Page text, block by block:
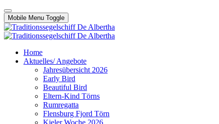
Mobile Menu Toggle
Home
Aktuelles/ Angebote
Jahresübersicht 2026
Early Bird
Beautiful Bird
Eltern-Kind Törns
Rumregatta
Flensburg Fjord Törn
Kieler Woche 2026